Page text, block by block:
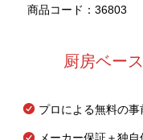
商品コード：36803
厨房ベー
プロによる無料の事